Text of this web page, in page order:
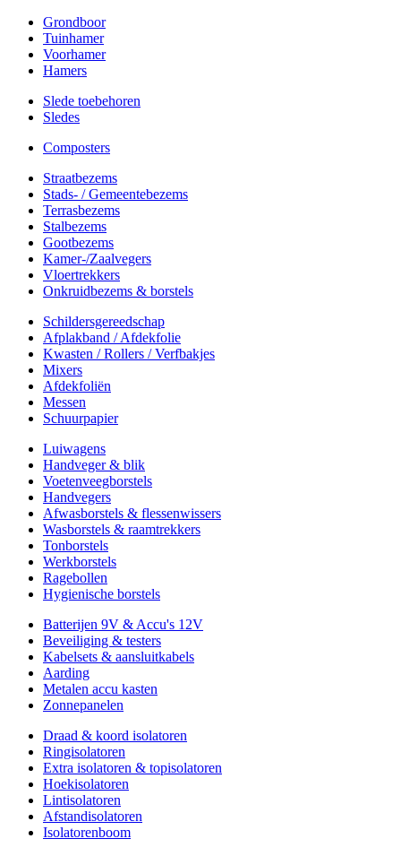
Grondboor
Tuinhamer
Voorhamer
Hamers
Slede toebehoren
Sledes
Composters
Straatbezems
Stads- / Gemeentebezems
Terrasbezems
Stalbezems
Gootbezems
Kamer-/Zaalvegers
Vloertrekkers
Onkruidbezems & borstels
Schildersgereedschap
Afplakband / Afdekfolie
Kwasten / Rollers / Verfbakjes
Mixers
Afdekfoliën
Messen
Schuurpapier
Luiwagens
Handveger & blik
Voetenveegborstels
Handvegers
Afwasborstels & flessenwissers
Wasborstels & raamtrekkers
Tonborstels
Werkborstels
Ragebollen
Hygienische borstels
Batterijen 9V & Accu's 12V
Beveiliging & testers
Kabelsets & aansluitkabels
Aarding
Metalen accu kasten
Zonnepanelen
Draad & koord isolatoren
Ringisolatoren
Extra isolatoren & topisolatoren
Hoekisolatoren
Lintisolatoren
Afstandisolatoren
Isolatorenboom